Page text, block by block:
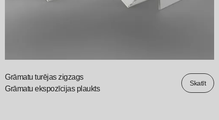
Grāmatu turējas zigzags
Grāmatu ekspozīcijas plaukts
Skatīt